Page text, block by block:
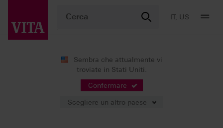
IT, US
Sembra che attualmente vi
troviate in Stati Uniti.
Confermare
Scegliere un altro paese
Rivestimento estetico
Ceramica integrale